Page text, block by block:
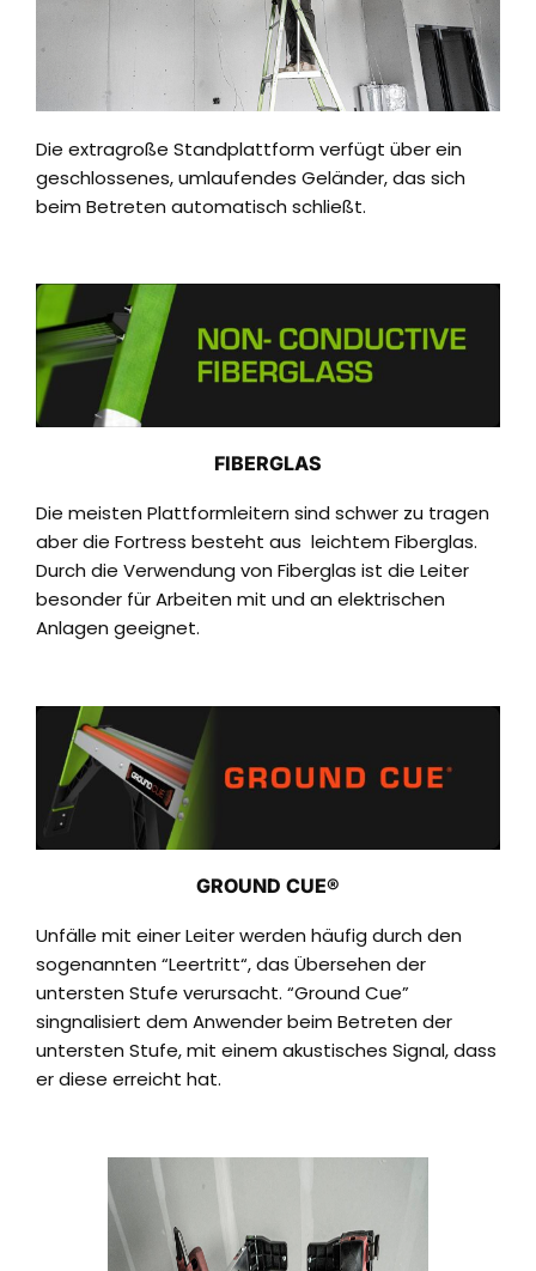
Die extragroße Standplattform verfügt über ein
geschlossenes, umlaufendes Geländer, das sich
beim Betreten automatisch schließt.
FIBERGLAS
Die meisten Plattformleitern sind schwer zu tragen
aber die Fortress besteht aus leichtem Fiberglas.
Durch die Verwendung von Fiberglas ist die Leiter
besonder für Arbeiten mit und an elektrischen
Anlagen geeignet.
GROUND CUE®
Unfälle mit einer Leiter werden häufig durch den
sogenannten “Leertritt“, das Übersehen der
untersten Stufe verursacht. “Ground Cue”
singnalisiert dem Anwender beim Betreten der
untersten Stufe, mit einem akustisches Signal, dass
er diese erreicht hat.